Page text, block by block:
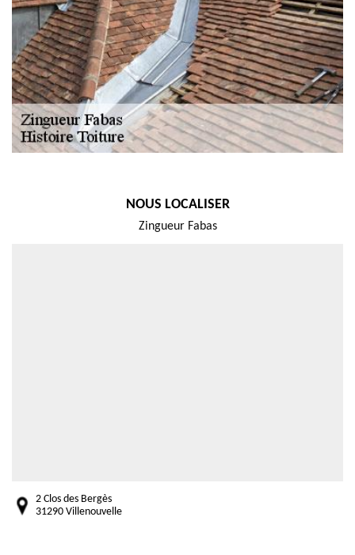
NOUS LOCALISER
Zingueur Fabas
2 Clos des Bergès
31290 Villenouvelle